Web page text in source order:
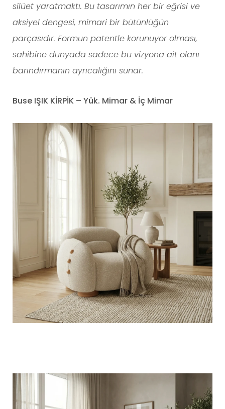
silüet yaratmaktı. Bu tasarımın her bir eğrisi ve
aksiyel dengesi, mimari bir bütünlüğün
parçasıdır. Formun patentle korunuyor olması,
sahibine dünyada sadece bu vizyona ait olanı
barındırmanın ayrıcalığını sunar.
Buse IŞIK KİRPİK – Yük. Mimar & İç Mimar